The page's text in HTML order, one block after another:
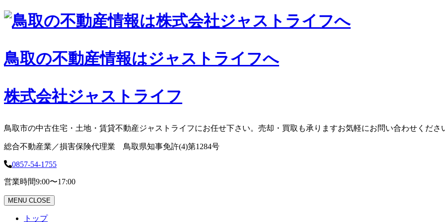
コ
ツ
へ
キ
ッ
鳥取の不動産情報はジャストライフへ
株式会社ジャストライフ
鳥取市の中古住宅・土地・賃貸不動産ジャストライフにお任せ下さい。売却・買取も承りますお気軽にお問い合わせくださ
総合不動産業／損害保険代理業 鳥取県知事免許(4)第1284号
0857-54-1755
営業時間9:00〜17:00
MENU CLOSE
トップ